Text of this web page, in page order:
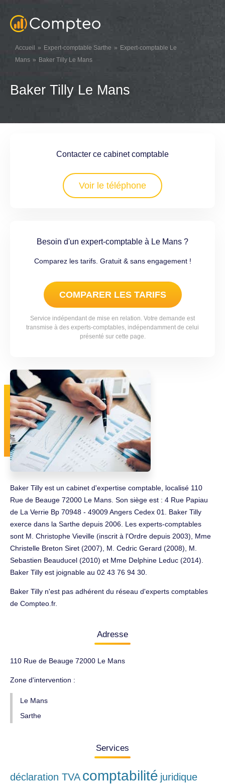
Accueil Expert-comptable Sarthe
Expert-comptable Le
Mans
Baker Tilly Le Mans
Baker Tilly Le Mans
Contacter ce cabinet comptable
Voir le téléphone
Besoin d'un expert-comptable à Le Mans ?
Comparez les tarifs. Gratuit & sans engagement !
COMPARER LES TARIFS
Service indépendant de mise en relation. Votre demande est
transmise à des experts-comptables, indépendamment de celui
présenté sur cette page.
Baker Tilly est un cabinet d'expertise comptable, localisé 110
Rue de Beauge 72000 Le Mans. Son siège est : 4 Rue Papiau
de La Verrie Bp 70948 - 49009 Angers Cedex 01. Baker Tilly
exerce dans la Sarthe depuis 2006. Les experts-comptables
sont M. Christophe Vieville (inscrit à l'Ordre depuis 2003), Mme
Christelle Breton Siret (2007), M. Cedric Gerard (2008), M.
Sebastien Beauducel (2010) et Mme Delphine Leduc (2014).
Baker Tilly est joignable au 02 43 76 94 30.
Baker Tilly n'est pas adhérent du réseau d'experts comptables
de Compteo.fr.
Adresse
110 Rue de Beauge 72000 Le Mans
Zone d'intervention :
Le Mans
Sarthe
Services
déclaration TVA comptabilité juridique